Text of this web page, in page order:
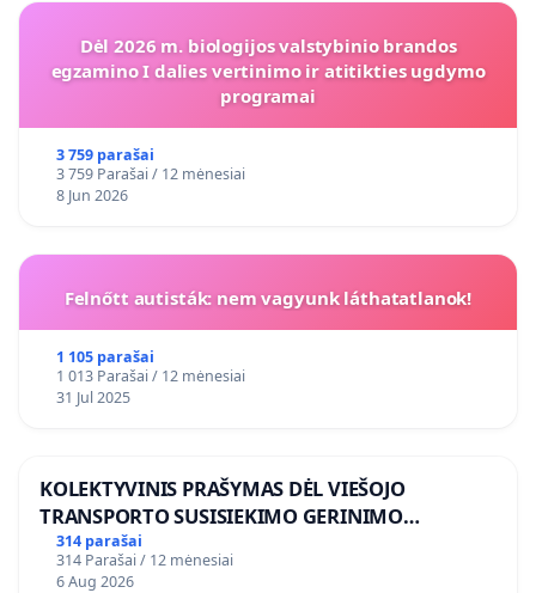
Dėl 2026 m. biologijos valstybinio brandos
egzamino I dalies vertinimo ir atitikties ugdymo
programai
3 759 parašai
3 759 Parašai / 12 mėnesiai
8 Jun 2026
Felnőtt autisták: nem vagyunk láthatatlanok!
1 105 parašai
1 013 Parašai / 12 mėnesiai
31 Jul 2025
KOLEKTYVINIS PRAŠYMAS DĖL VIEŠOJO
TRANSPORTO SUSISIEKIMO GERINIMO
VOSYLIUKŲ KAIME
314 parašai
314 Parašai / 12 mėnesiai
6 Aug 2026